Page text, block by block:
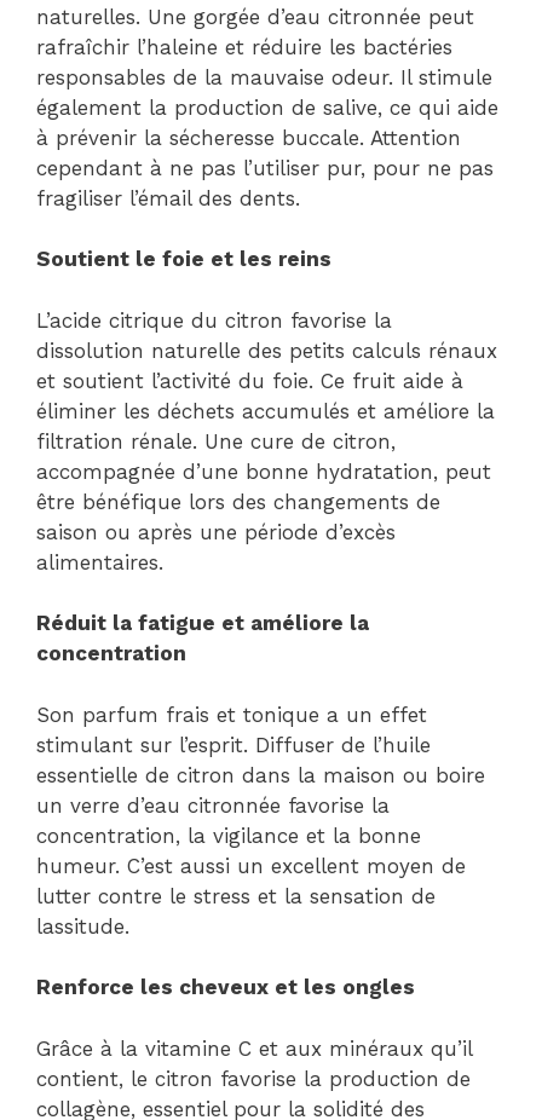
naturelles. Une gorgée d’eau citronnée peut
rafraîchir l’haleine et réduire les bactéries
responsables de la mauvaise odeur. Il stimule
également la production de salive, ce qui aide
à prévenir la sécheresse buccale. Attention
cependant à ne pas l’utiliser pur, pour ne pas
fragiliser l’émail des dents.
Soutient le foie et les reins
L’acide citrique du citron favorise la
dissolution naturelle des petits calculs rénaux
et soutient l’activité du foie. Ce fruit aide à
éliminer les déchets accumulés et améliore la
filtration rénale. Une cure de citron,
accompagnée d’une bonne hydratation, peut
être bénéfique lors des changements de
saison ou après une période d’excès
alimentaires.
Réduit la fatigue et améliore la
concentration
Son parfum frais et tonique a un effet
stimulant sur l’esprit. Diffuser de l’huile
essentielle de citron dans la maison ou boire
un verre d’eau citronnée favorise la
concentration, la vigilance et la bonne
humeur. C’est aussi un excellent moyen de
lutter contre le stress et la sensation de
lassitude.
Renforce les cheveux et les ongles
Grâce à la vitamine C et aux minéraux qu’il
contient, le citron favorise la production de
collagène, essentiel pour la solidité des